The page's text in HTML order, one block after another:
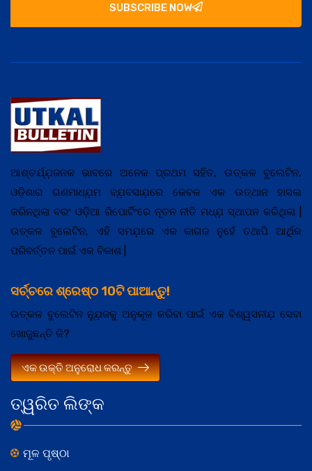
SUBSCRIBE NOW
ତ୍ୱରିତ ଲିଙ୍କ
ମୂଳ ପୃଷ୍ଠା
ଆଶ୍ଚର୍ଯ୍ଯ଼ଜନକ ଭାବରେ ଅନେକ ପ୍ରଥମ ସହିତ, ଉତ୍କଳ ବୁଲେଟିନ,
ଓଡ଼ିଶାର ଗଣମାଧ୍ଯ଼ମ ବ୍ଯ଼ବସାଯ଼ରେ କେବଳ ଏକ ଉତ୍ଥାନ ହାସଲ
କରିନଥିଲା ବରଂ ଓଡ଼ିଆ ରିପୋର୍ଟିଂରେ ନୂତନ ନୀତି ମଧ୍ଯ଼ ସ୍ଥାପନ କରିଥିଲା |
ଉତ୍କଳ ବୁଲେଟିନ, ଏହି ସମଯ଼ରେ ଏକ କାଗଜ ନୁହେଁ ତଥାପି ଆର୍ଥିକ
ପରିବର୍ତ୍ତନ ପାଇଁ ଏକ ବିକାଶ |
ସର୍ଚ୍ଚରେ ଶ୍ରେଷ୍ଠ 10ଟି ପାଆନ୍ତୁ!
ଉତ୍କଳ ବୁଲେଟିନ ନ୍ଯ଼ୁଜକୁ ଅନୁକୂଳ କରିବା ପାଇଁ ଏକ ବିଶ୍ୱସନୀଯ଼ ସେବା
ଖୋଜୁଛନ୍ତି କି?
ଏକ ଉକ୍ତି ଅନୁରୋଧ କରନ୍ତୁ